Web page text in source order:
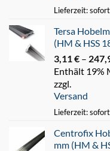
Lieferzeit:
Tersa
(HM & HSS
3,11€ –
Enthält 19%
zzgl.
Versand
Lieferzeit:
Centrofix
mm (HM &